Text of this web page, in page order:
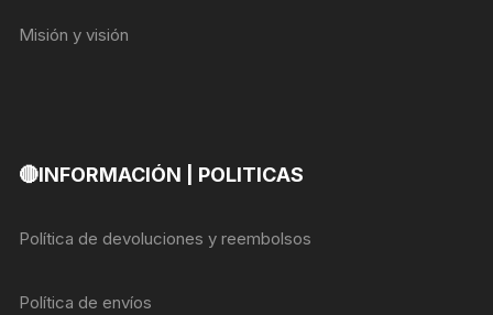
Misión y visión
🔴INFORMACIÓN | POLITICAS
Política de devoluciones y reembolsos
Política de envíos